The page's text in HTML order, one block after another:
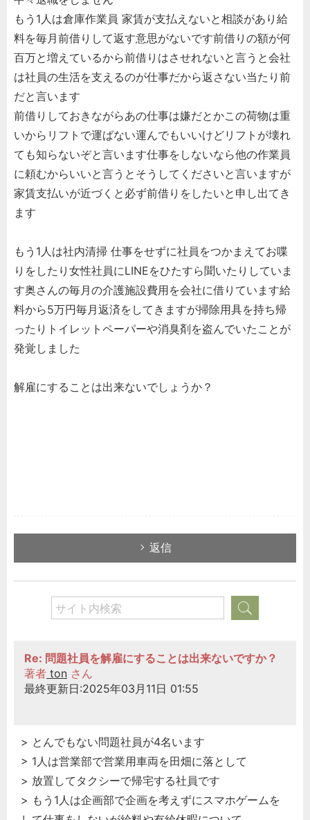
もう1人は倉庫作業員 家賃が支払えないと相談があり給
料を毎月前借りして返す意思がないです前借りの額が何
百万と増えているから前借りはさせれないと言うと会社
は社員の生活を支えるのが仕事だから返さない当たり前
だと言います
前借りしておきながらあの仕事は嫌だとかこの荷物は重
いからリフトで運ばない運んでもいいけどリフトが壊れ
ても知らないぞと言います仕事をしないなら他の作業員
に頼むからいいと言うとそうしてくださいと言いますが
家賃支払いが近づくと必ず前借りをしたいと申し出てき
ます
もう1人は社内清掃 仕事をせずに社員をつかまえてお喋
りをしたり女性社員にLINEをひたすら聞いたりしていま
す奥さんの毎月の介護施設費用を会社に借りています給
料から5万円毎月返済をしてきますが掃除用具を持ち帰
ったりトイレットペーパーや消臭剤を盗んでいたことが
発覚しました
解雇にすることは出来ないでしょうか？
返信
Re: 問題社員を解雇にすることは出来ないですか？
著者 ton さん
最終更新日:2025年03月11日 01:55
> とんでもない問題社員が4名います
> 1人は営業部で営業用車両を田畑に落として
> 放置してタクシーで帰宅する社員です
> もう1人は企画部で企画を考えずにスマホゲームを